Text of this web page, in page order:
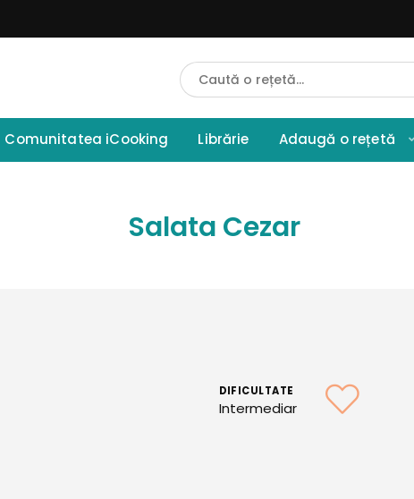
Cauta
Retete
Comunitatea iCooking Librărie Adaugă o rețetă
Salata Cezar
DIFICULTATE
Intermediar